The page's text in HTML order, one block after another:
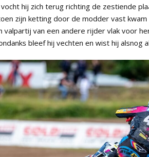
hij zich terug richting de zestiende
zijn ketting door de modder vast
valpartij van een andere rijder vlak voor
bleef hij vechten en wist hij alsnog